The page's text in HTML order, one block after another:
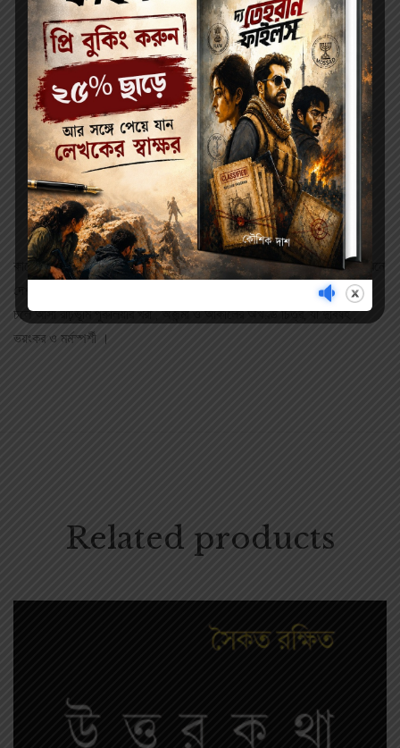
Description
Reviews (0)
কালের প্রভাবে মানুষের মন আধুনিক ও সংস্কারমুক্ত হলে এই নিরীহ মানুষগুলির জীবনে
দেখা দেয় প্রবল জীবিকার সংকট । এদের জীবনের সুত্র ধরেই এসেছে যুগ যুগ ধরে
চলে আসা রাঢ়ভূমি পুরুলিয়ার খরা , অজন্মা ও আকালের অখণ্ড চিত্র, যা দুর্বিষহ ,
ভয়ংকর ও মর্মস্পর্শী ।
Related products